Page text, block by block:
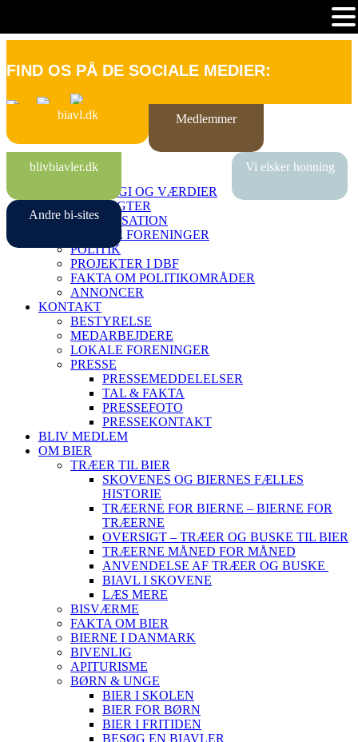
FIND OS PÅ DE SOCIALE MEDIER:
biavl.dk Medlemmer
blivbiavler.dk Vi elsker honning
Andre bi-sites
FORSIDE
STRATEGI OG VÆRDIER
VEDTÆGTER
ORGANISATION
LOKALE FORENINGER
POLITIK
PROJEKTER I DBF
FAKTA OM POLITIKOMRÅDER
ANNONCER
KONTAKT
BESTYRELSE
MEDARBEJDERE
LOKALE FORENINGER
PRESSE
PRESSEMEDDELELSER
TAL & FAKTA
PRESSEFOTO
PRESSEKONTAKT
BLIV MEDLEM
OM BIER
TRÆER TIL BIER
SKOVENES OG BIERNES FÆLLES
HISTORIE
TRÆERNE FOR BIERNE – BIERNE FOR
TRÆERNE
OVERSIGT – TRÆER OG BUSKE TIL BIER
TRÆERNE MÅNED FOR MÅNED
ANVENDELSE AF TRÆER OG BUSKE
BIAVL I SKOVENE
LÆS MERE
BISVÆRME
FAKTA OM BIER
BIERNE I DANMARK
BIVENLIG
APITURISME
BØRN & UNGE
BIER I SKOLEN
BIER FOR BØRN
BIER I FRITIDEN
BESØG EN BIAVLER